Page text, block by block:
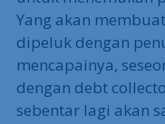
Yang akan
dipeluk dengan
mencapainya,
dengan debt
sebentar lagi akan